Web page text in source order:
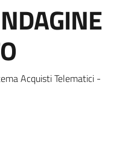
Acquisti Telematici -